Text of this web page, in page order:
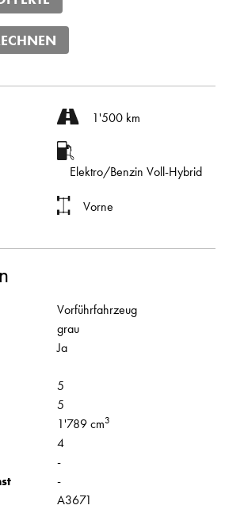
1'500 km
Elektro/Benzin Voll-Hybrid
Vorne
Vorführfahrzeug
grau
Ja
5
5
1'789 cm3
4
-
-
A3671